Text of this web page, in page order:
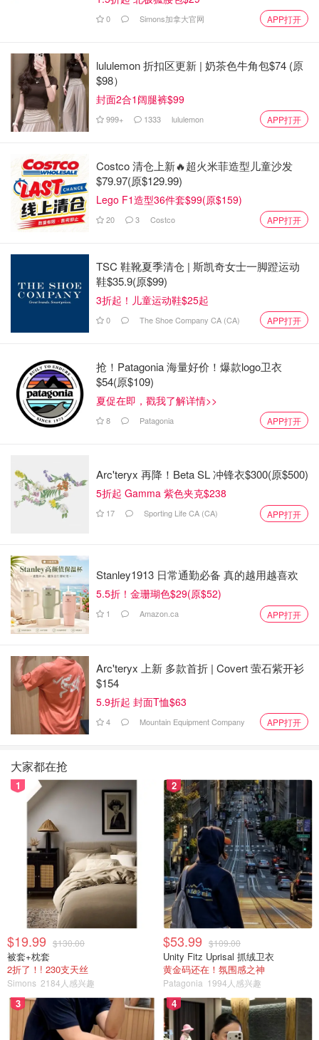
原创之星
0 Simons加拿大官网 APP打开
lululemon 折扣区更新 | 奶茶色牛角包$74 (原
$98）
封面2合1阔腿裤$99
999+ 1333 lululemon APP打开
Costco 清仓上新🔥超火米菲造型儿童沙发
$79.97(原$129.99)
Lego F1造型36件套$99(原$159)
20 3 Costco APP打开
TSC 鞋靴夏季清仓 | 斯凯奇女士一脚蹬运动
鞋$35.9(原$99)
3折起！儿童运动鞋$25起
0 The Shoe Company CA (CA) APP打开
抢！Patagonia 海量好价！爆款logo卫衣
$54(原$109)
夏促在即，戳我了解详情>>
8 Patagonia APP打开
Arc'teryx 再降！Beta SL 冲锋衣$300(原$500)
5折起 Gamma 紫色夹克$238
17 Sporting Life CA (CA) APP打开
Stanley1913 日常通勤必备 真的越用越喜欢
5.5折！金珊瑚色$29(原$52)
1 Amazon.ca APP打开
Arc'teryx 上新 多款首折 | Covert 萤石紫开衫
$154
5.9折起 封面T恤$63
4 Mountain Equipment Company APP打开
大家都在抢
1
$19.99 $130.00
被套+枕套
2折了！! 230支天丝
Simons 2184人感兴趣
2
$53.99 $109.00
Unity Fitz Uprisal 抓绒卫衣
黄金码还在！氛围感之神
Patagonia 1994人感兴趣
3 4